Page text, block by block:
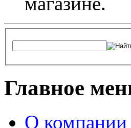
Главное
О